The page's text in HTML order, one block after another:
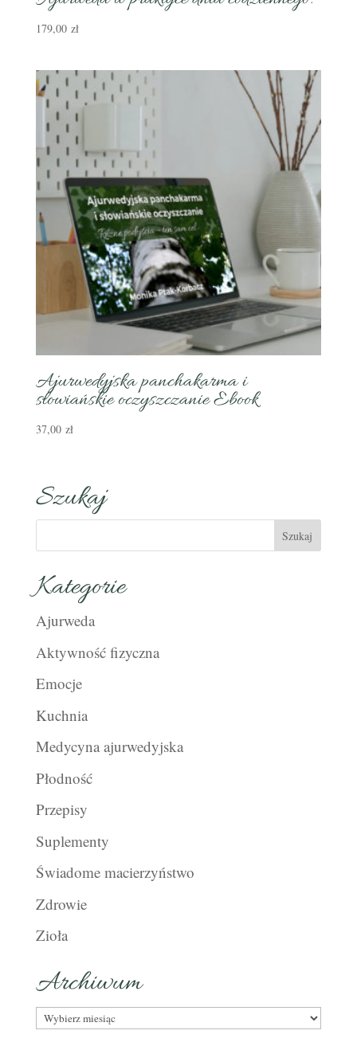
179,00 zł
Ajurwedyjska panchakarma i
słowiańskie oczyszczanie Ebook
37,00 zł
Szukaj
Kategorie
Ajurweda
Aktywność fizyczna
Emocje
Kuchnia
Medycyna ajurwedyjska
Płodność
Przepisy
Suplementy
Świadome macierzyństwo
Zdrowie
Zioła
Archiwum
Archiwum